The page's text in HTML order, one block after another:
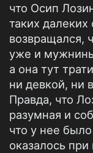
что Осип
таких
возвращался,
уже и
а она тут
ни девкой, ни
Правда, что
разумная и
что у нее
оказалось